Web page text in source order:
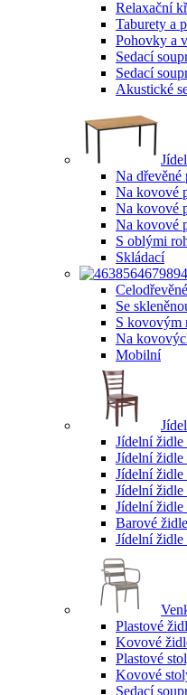
Relaxační
Taburety a
Pohovky a
Sedací
Sedací
Akustické
Na dřevěné
Na kovové
Na kovové
Na kovové
S oblými
Skládací
Celodřevěné
Se
S kovovým
Na
Mobilní
Jídelní židle
Jídelní židle
Jídelní
Jídelní židle
Jídelní židle
Barové židle
Jídelní židle
Plastové
Kovové
Plastové
Kovové
Sedací